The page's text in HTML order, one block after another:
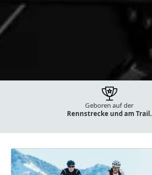
35 Jahre Erfahrungbei Bikes
und E-Bikes.
Geboren auf der
Rennstrecke und am Trail.
Kategorien